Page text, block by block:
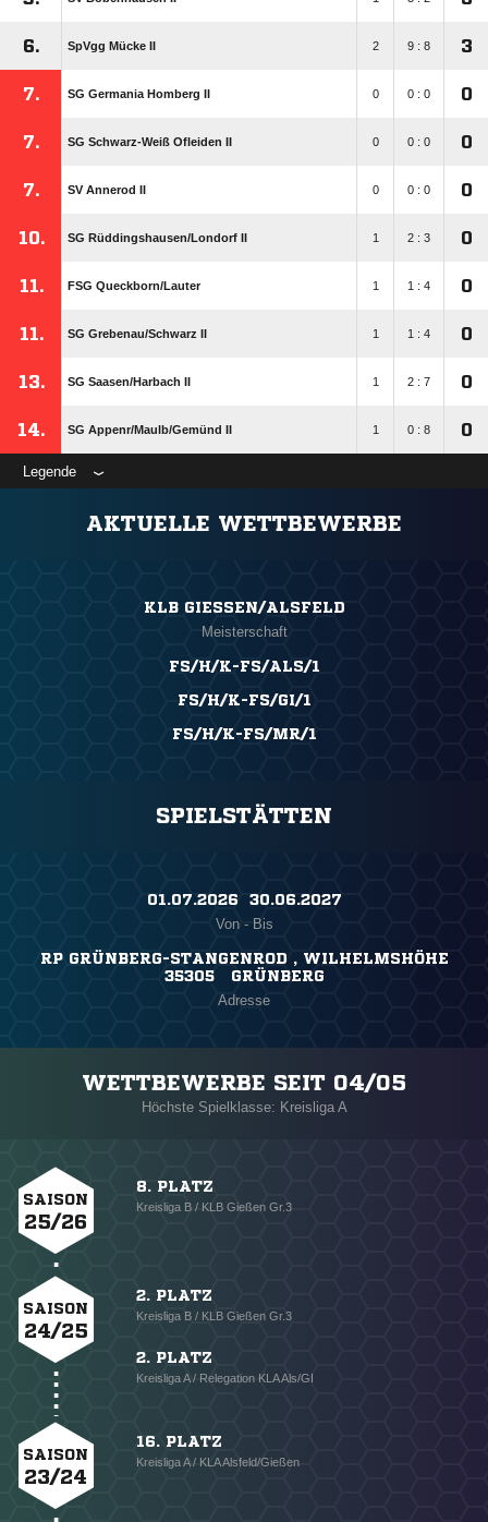
6. SpVgg Mücke II 2 9 : 8 3
7. SG Germania Homberg II 0 0 : 0 0
7. SG Schwarz-Weiß Ofleiden II 0 0 : 0 0
7. SV Annerod II 0 0 : 0 0
10. SG Rüddingshausen/​Londorf II 1 2 : 3 0
11. FSG Queckborn/​Lauter 1 1 : 4 0
11. SG Grebenau/​Schwarz II 1 1 : 4 0
13. SG Saasen/​Harbach II 1 2 : 7 0
14. SG Appenr/​Maulb/​Gemünd II 1 0 : 8 0
Legende
AKTUELLE WETTBEWERBE
KLB GIESSEN/ALSFELD
Meisterschaft
FS/H/K-FS/ALS/1
FS/H/K-FS/GI/1
FS/H/K-FS/MR/1
SPIELSTÄTTEN
01.07.2026 ​ 30.06.2027
Von - Bis
RP GRÜNBERG-STANGENROD , WILHELMSHÖHE
35305 GRÜNBERG
Adresse
WETTBEWERBE SEIT 04/05
Höchste Spielklasse: Kreisliga A
SAISON
25/26
8. PLATZ
Kreisliga B / KLB Gießen Gr.3
SAISON
24/25
2. PLATZ
Kreisliga B / KLB Gießen Gr.3
2. PLATZ
Kreisliga A / Relegation KLA Als/GI
SAISON
23/24
16. PLATZ
Kreisliga A / KLA Alsfeld/Gießen